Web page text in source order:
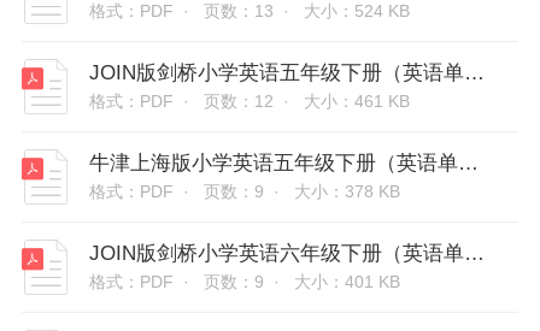
格式：PDF · 页数：13 · 大小：524 KB
JOIN版剑桥小学英语五年级下册（英语单词表）
格式：PDF · 页数：12 · 大小：461 KB
牛津上海版小学英语五年级下册（英语单词表）
格式：PDF · 页数：9 · 大小：378 KB
JOIN版剑桥小学英语六年级下册（英语单词表)
格式：PDF · 页数：9 · 大小：401 KB